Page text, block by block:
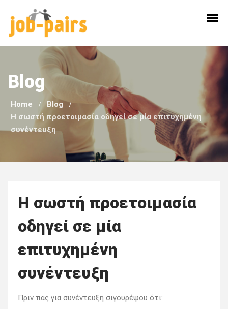
content
Blog
Home
Blog
Η σωστή προετοιμασία οδηγεί σε μία επιτυχημένη
συνέντευξη
Η σωστή προετοιμασία
οδηγεί σε μία
επιτυχημένη
συνέντευξη
Πριν πας για συνέντευξη σιγουρέψου ότι: